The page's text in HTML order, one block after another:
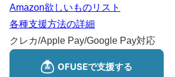
Amazon欲しいものリスト
各種支援方法の詳細
クレカ/Apple Pay/Google Pay対応